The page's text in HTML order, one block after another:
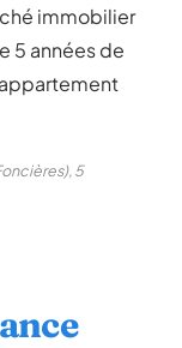
immobilier
5 années de
5